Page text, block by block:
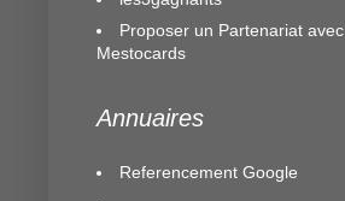
Proposer un Partenariat avec
Mestocards
Annuaires
Referencement Google